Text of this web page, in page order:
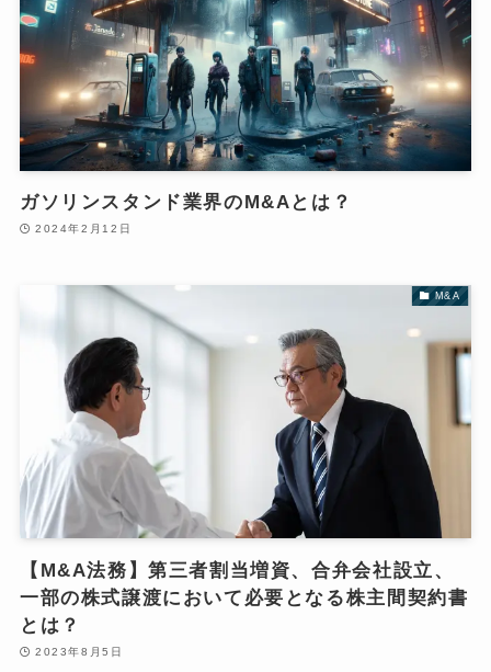
ガソリンスタンド業界のM&Aとは？
2024年2月12日
M&A
【M&A法務】第三者割当増資、合弁会社設立、
一部の株式譲渡において必要となる株主間契約書
とは？
2023年8月5日